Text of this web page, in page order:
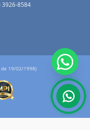
3926-8584
19/02/1998)